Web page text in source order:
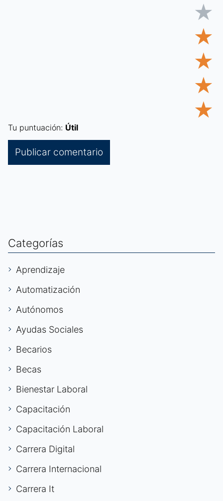
★
★
★
★
★
Tu puntuación: Útil
Categorías
Aprendizaje
Automatización
Autónomos
Ayudas Sociales
Becarios
Becas
Bienestar Laboral
Capacitación
Capacitación Laboral
Carrera Digital
Carrera Internacional
Carrera It